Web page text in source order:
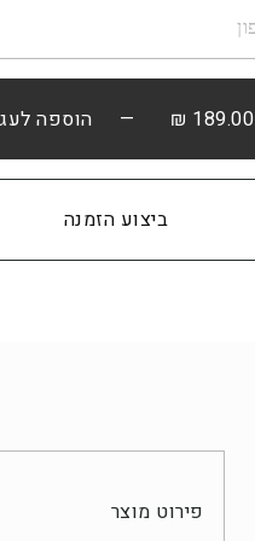
189.00 ₪ — הוספה
קנה עכשיו
פירוט מוצר